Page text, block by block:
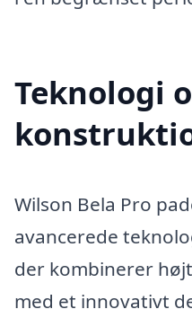
Teknologi
Wilson Bela Pro
avancerede
der kombinerer
med et innovativt